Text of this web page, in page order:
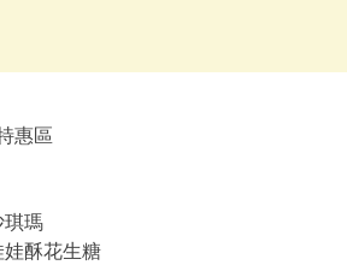
惠區
琪瑪
酥花生糖